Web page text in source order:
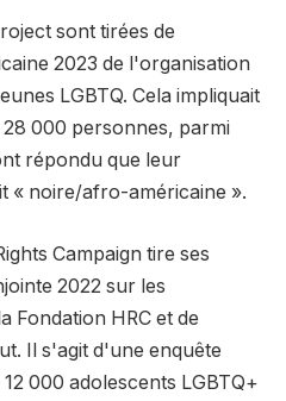
sont tirées de
2023 de l'organisation
LGBTQ. Cela impliquait
000 personnes, parmi
répondu que leur
« noire/afro-américaine ».
Campaign tire ses
2022 sur les
Fondation HRC et de
Il s'agit d'une enquête
000 adolescents LGBTQ+